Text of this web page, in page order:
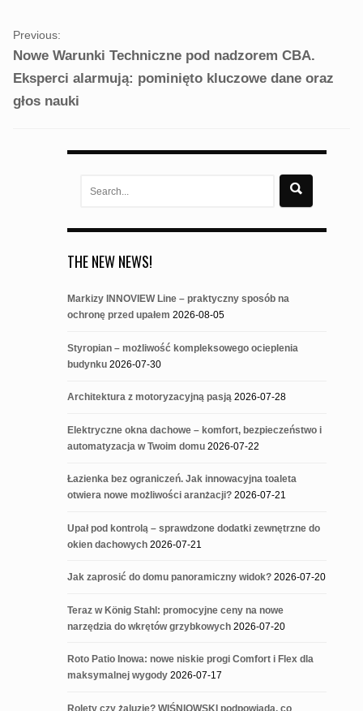
Previous:
Nowe Warunki Techniczne pod nadzorem CBA.
Eksperci alarmują: pominięto kluczowe dane oraz
głos nauki
THE NEW NEWS!
Markizy INNOVIEW Line – praktyczny sposób na
ochronę przed upałem 2026-08-05
Styropian – możliwość kompleksowego ocieplenia
budynku 2026-07-30
Architektura z motoryzacyjną pasją 2026-07-28
Elektryczne okna dachowe – komfort, bezpieczeństwo i
automatyzacja w Twoim domu 2026-07-22
Łazienka bez ograniczeń. Jak innowacyjna toaleta
otwiera nowe możliwości aranżacji? 2026-07-21
Upał pod kontrolą – sprawdzone dodatki zewnętrzne do
okien dachowych 2026-07-21
Jak zaprosić do domu panoramiczny widok? 2026-07-20
Teraz w König Stahl: promocyjne ceny na nowe
narzędzia do wkrętów grzybkowych 2026-07-20
Roto Patio Inowa: nowe niskie progi Comfort i Flex dla
maksymalnej wygody 2026-07-17
Rolety czy żaluzje? WIŚNIOWSKI podpowiada, co